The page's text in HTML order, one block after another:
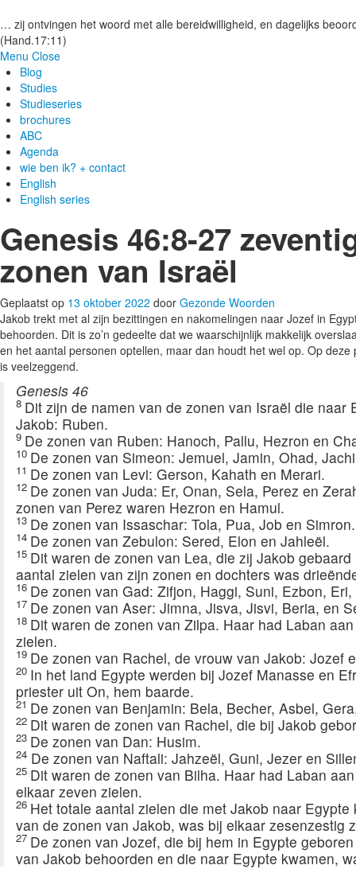
… zij ontvingen het woord met alle bereidwilligheid, en dagelijks
(Hand.17:11)
Menu Close
Blog
Studies
Studieseries
brochures
ABC
Agenda
wie ben ik? + contact
English
English series
Genesis 46:8-27
zonen van Israël
Geplaatst op 13 oktober 2022 door Gezonde Woorden
Jakob trekt met al zijn bezittingen en nakomelingen naar Jozef in
behoorden. Dit is zo’n gedeelte dat we waarschijnlijk makkelijk
en het aantal personen optellen, maar dan houdt het wel op. Op
is veelzeggend.
Genesis 46
8 Dit zijn de namen van de zonen van Israël die
Jakob: Ruben.
9 De zonen van Ruben: Hanoch, Pallu, Hezron en
10 De zonen van Simeon: Jemuel, Jamin, Ohad,
11 De zonen van Levi: Gerson, Kahath en Merari.
12 De zonen van Juda: Er, Onan, Sela, Perez en
zonen van Perez waren Hezron en Hamul.
13 De zonen van Issaschar: Tola, Pua, Job en Simron.
14 De zonen van Zebulon: Sered, Elon en Jahleël.
15 Dit waren de zonen van Lea, die zij Jakob
aantal zielen van zijn zonen en dochters was
16 De zonen van Gad: Zifjon, Haggi, Suni, Ezbon,
17 De zonen van Aser: Jimna, Jisva, Jisvi, Beria, en
18 Dit waren de zonen van Zilpa. Haar had Laban
zielen.
19 De zonen van Rachel, de vrouw van Jakob: Jozef
20 In het land Egypte werden bij Jozef Manasse en
priester uit On, hem baarde.
21 De zonen van Benjamin: Bela, Becher, Asbel,
22 Dit waren de zonen van Rachel, die bij Jakob
23 De zonen van Dan: Husim.
24 De zonen van Naftali: Jahzeël, Guni, Jezer en
25 Dit waren de zonen van Bilha. Haar had Laban
elkaar zeven zielen.
26 Het totale aantal zielen die met Jakob naar
van de zonen van Jakob, was bij elkaar zesenzestig
27 De zonen van Jozef, die bij hem in Egypte
van Jakob behoorden en die naar Egypte kwamen,